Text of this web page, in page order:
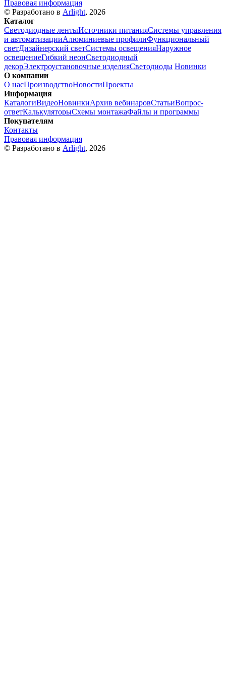
Правовая информация
© Разработано в Arlight, 2026
Каталог
Светодиодные лентыИсточники питанияСистемы управления
и автоматизацииАлюминиевые профилиФункциональный
светДизайнерский светСистемы освещенияНаружное
освещениеГибкий неонСветодиодный
декорЭлектроустановочные изделияСветодиоды Новинки
О компании
О насПроизводствоНовостиПроекты
Информация
КаталогиВидеоНовинкиАрхив вебинаровСтатьиВопрос-
ответКалькуляторыСхемы монтажаФайлы и программы
Покупателям
Контакты
Правовая информация
© Разработано в Arlight, 2026